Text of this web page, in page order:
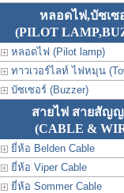
หลอดไฟ,บัซเซ
(PILOT
หลอดไฟ (Pilot lamp)
ทาวเวอร์ไลท์ ไฟหมุน
บัซเซอร์ (Buzzer)
สายไฟ สายสัญ
(CABLE &
ยี่ห้อ Belden Cable
ยี่ห้อ Viper Cable
ยี่ห้อ Sommer Cable